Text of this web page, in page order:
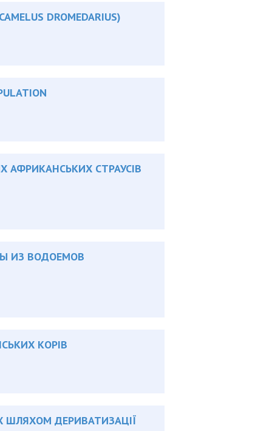
DROMEDARIUS)
АФРИКАНСЬКИХ СТРАУСІВ
ИЗ ВОДОЕМОВ
КОРІВ
ШЛЯХОМ ДЕРИВАТИЗАЦІЇ